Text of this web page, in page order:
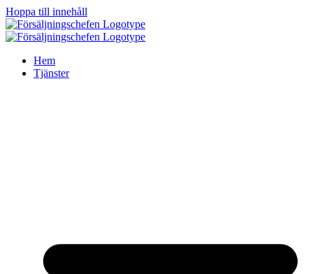
Hoppa till innehåll
Hem
Tjänster